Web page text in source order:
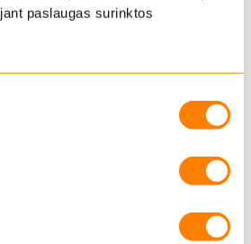
paslaugas surinktos
rezultatus. Pageidaujant
keletas lygiagrečiai dirbančių